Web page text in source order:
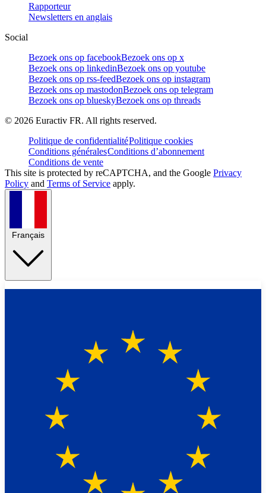
Rapporteur
Newsletters en anglais
Social
Bezoek ons op facebookBezoek ons op x
Bezoek ons op linkedinBezoek ons op youtube
Bezoek ons op rss-feedBezoek ons op instagram
Bezoek ons op mastodonBezoek ons op telegram
Bezoek ons op blueskyBezoek ons op threads
© 2026 Euractiv FR. All rights reserved.
Politique de confidentialitéPolitique cookies
Conditions généralesConditions d’abonnement
Conditions de vente
This site is protected by reCAPTCHA, and the Google Privacy
Policy and Terms of Service apply.
Français